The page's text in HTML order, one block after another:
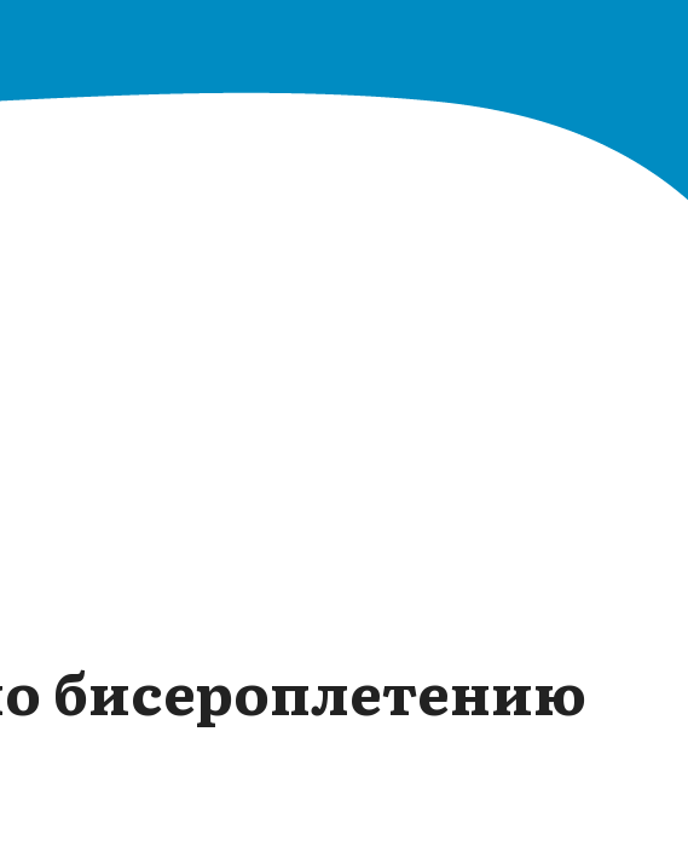
бисероплетению